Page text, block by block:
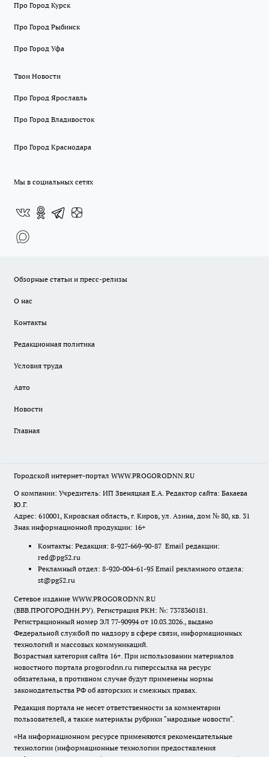
Про Город Курск
Про Город Рыбинск
Про Город Уфа
Твои Новости
Про Город Ярославль
Про Город Владивосток
Про Город Краснодара
Мы в социальных сетях
Обзорные статьи и пресс-релизы
О нас
Контакты
Редакционная политика
Условия труда
Авто
Новости
Главная
Городской интернет-портал WWW.PROGORODNN.RU
О компании: Учредитель: ИП Звеняцкая Е.А. Редактор сайта: Бакаева
Ю.Г.
Адрес: 610001, Кировская область, г. Киров, ул. Азина, дом № 80, кв. 31
Знак информационной продукции: 16+
Контакты: Редакция: 8-927-669-90-87 Email редакции:
red@pg52.ru
Рекламный отдел: 8-920-004-61-95 Email рекламного отдела:
st@pg52.ru
Сетевое издание WWW.PROGORODNN.RU
(ВВВ.ПРОГОРОДНН.РУ). Регистрация РКН: №: 7378360181.
Регистрационный номер ЭЛ 77-90994 от 10.03.2026., выдано
Федеральной службой по надзору в сфере связи, информационных
технологий и массовых коммуникаций.
Возрастная категория сайта 16+. При использовании материалов
новостного портала progorodnn.ru гиперссылка на ресурс
обязательна, в противном случае будут применены нормы
законодательства РФ об авторских и смежных правах.
Редакция портала не несет ответственности за комментарии
пользователей, а также материалы рубрики "народные новости".
«На информационном ресурсе применяются рекомендательные
технологии (информационные технологии предоставления